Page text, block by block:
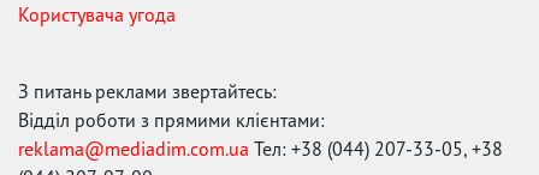
Користувача угода
З питань реклами звертайтесь:
Відділ роботи з прямими клієнтами:
reklama@mediadim.com.ua Тел: +38 (044) 207-33-05, +38